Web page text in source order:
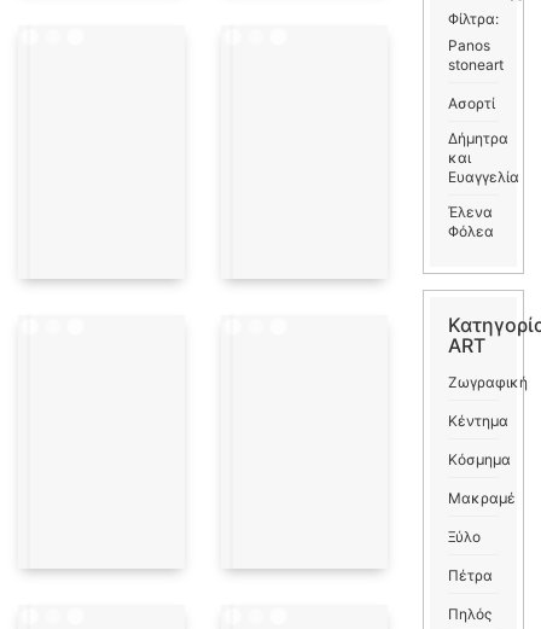
Φίλτρα:
Panos
stoneart
Ασορτί
Δήμητρα
και
Ευαγγελία
Έλενα
Φόλεα
ART
Ζωγραφική
Κέντημα
Κόσμημα
Μακραμέ
Ξύλο
Πέτρα
Πηλός